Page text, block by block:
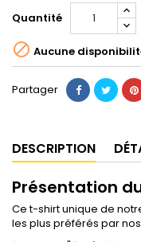
Quantité
 Aucune
Partager
DESCRIPTION
Présentation du
Ce t-shirt unique de
les plus préférés par